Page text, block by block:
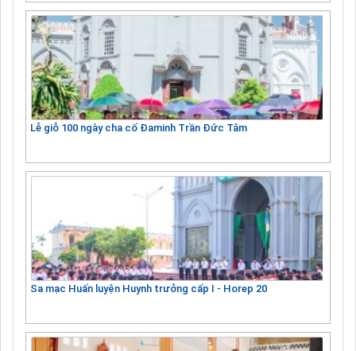
Lễ giỗ 100 ngày cha cố Đaminh Trần Đức Tâm
Sa mạc Huấn luyện Huynh trưởng cấp I - Horep 20